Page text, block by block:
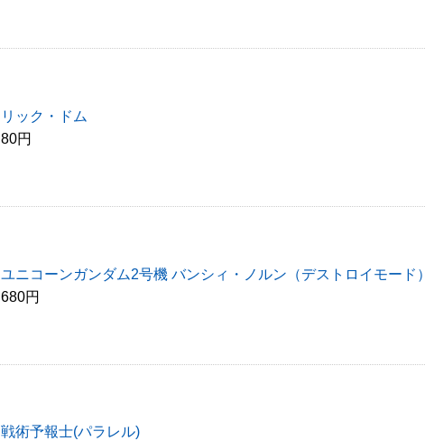
リック・ドム
80円
ユニコーンガンダム2号機 バンシィ・ノルン（デストロイモード）
680円
戦術予報士(パラレル)